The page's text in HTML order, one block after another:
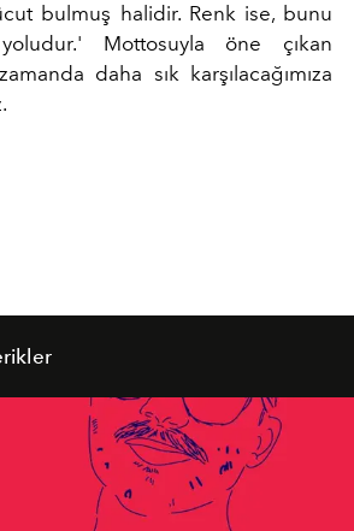
bulmuş halidir. Renk ise, bunu
Mottosuyla öne çıkan
daha sık karşılacağımıza